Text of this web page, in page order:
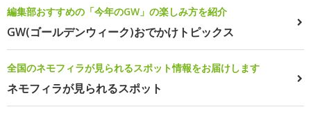
編集部おすすめの「今年のGW」の楽しみ方を紹介
GW(ゴールデンウィーク)おでかけトピックス
全国のネモフィラが見られるスポット情報をお届けします
ネモフィラが見られるスポット